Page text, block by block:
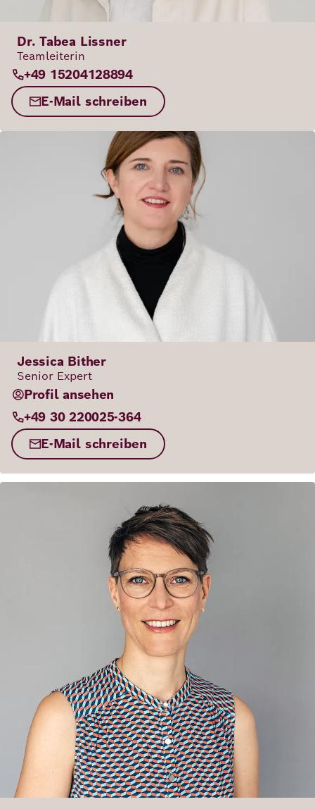
Dr. Tabea Lissner
Teamleiterin
+49 15204128894
E-Mail schreiben
Jessica Bither
Senior Expert
Profil ansehen
+49 30 220025-364
E-Mail schreiben
Bild